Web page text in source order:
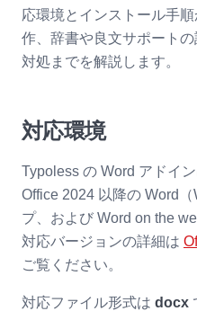
応環境とインストール手
作、辞書や良文サポート
対処までを解説します。
対応環境
Typoless の Word アドイ
Office 2024 以降の Word
プ、および Word on the
対応バージョンの詳細は
ご覧ください。
対応ファイル形式は docx